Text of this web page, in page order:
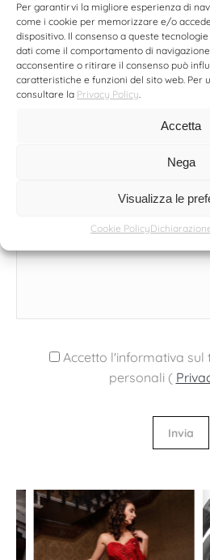
Per garantirvi la migliore esperienza di
come i cookie per memorizzare e/o
dispositivo. Il consenso a queste
dati come il comportamento di
acconsentire o ritirare il consenso può
caratteristiche e funzioni del sito web.
consultare la Privacy Policy.
Accetta
Nega
Visualizza le
Cookie Policy
Il tuo
Accetto l'informativa
personali (